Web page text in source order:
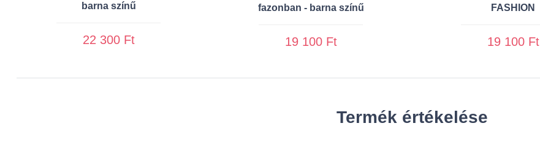
barna színű
22 300 Ft
fazonban - barna színű
19 100 Ft
FASHION
19 100 Ft
Termék értékelése